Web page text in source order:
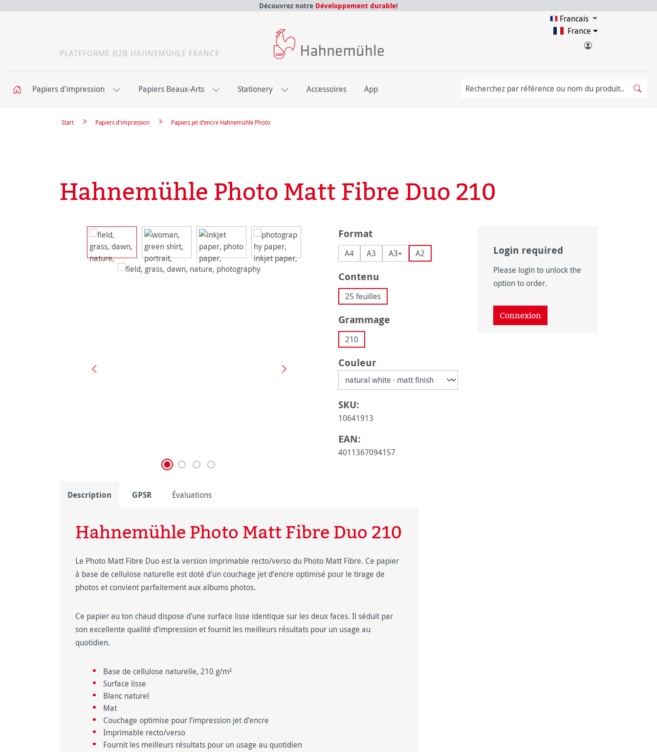
Découvrez notre Développement durable!
PLATEFORME B2B HAHNEMÜHLE FRANCE
Francais
France
Papiers d'impression Papiers Beaux-Arts Stationery Accessoires App
Papiers jet d’encre Hahnemühle Photo
Papiers d'impression
Start
Hahnemühle Photo Matt Fibre Duo 210
Ignorer la galerie d'images Sélectionnez
Format
A4 A3 A3+ A2
Sélectionnez
Contenu
25 feuilles
Sélectionnez
Grammage
210
Sélectionnez
Couleur
SKU:
10641913
EAN:
4011367094157
Login required
Please login to unlock the
option to order.
Connexion
Description GPSR Évaluations
Hahnemühle Photo Matt Fibre Duo 210
Le Photo Matt Fibre Duo est la version imprimable recto/verso du Photo Matt Fibre. Ce papier
à base de cellulose naturelle est doté d’un couchage jet d’encre optimisé pour le tirage de
photos et convient parfaitement aux albums photos.
Ce papier au ton chaud dispose d’une surface lisse identique sur les deux faces. Il séduit par
son excellente qualité d’impression et fournit les meilleurs résultats pour un usage au
quotidien.
Base de cellulose naturelle, 210 g/m²
Surface lisse
Blanc naturel
Mat
Couchage optimise pour l’impression jet d’encre
Imprimable recto/verso
Fournit les meilleurs résultats pour un usage au quotidien